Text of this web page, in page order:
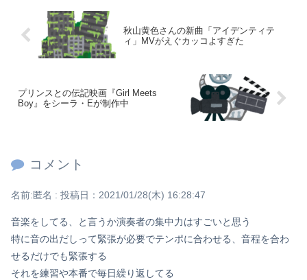
秋山黄色さんの新曲「アイデンティテ
ィ」MVがえぐカッコよすぎた
プリンスとの伝記映画『Girl Meets
Boy』をシーラ・Eが制作中
コメント
名前:匿名 : 投稿日：2021/01/28(木) 16:28:47
音楽をしてる、と言うか演奏者の集中力はすごいと思う
特に音の出だしって緊張が必要でテンポに合わせる、音程を合わ
せるだけでも緊張する
それを練習や本番で毎日繰り返してる